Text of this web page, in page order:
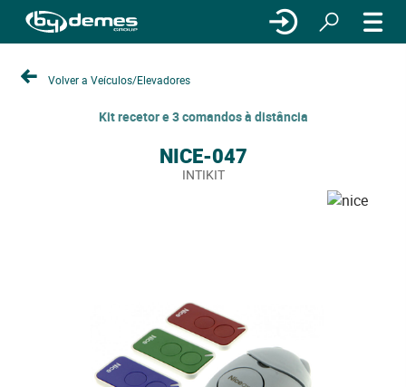
Volver a Veículos/Elevadores
Kit recetor e 3 comandos à distância
NICE-047
INTIKIT